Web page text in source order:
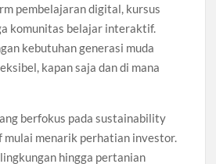
pembelajaran digital, kursus
komunitas belajar interaktif.
kebutuhan generasi muda
kapan saja dan di mana
berfokus pada sustainability
mulai menarik perhatian investor.
hingga pertanian